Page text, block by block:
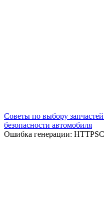
Советы по выбору
безопасности автомобиля
Ошибка генерации: